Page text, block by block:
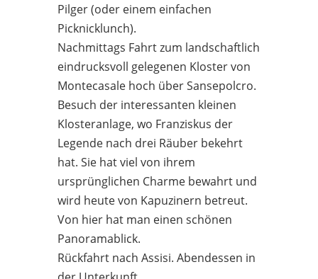
Pilger (oder einem einfachen
Picknicklunch).
Nachmittags Fahrt zum landschaftlich
eindrucksvoll gelegenen Kloster von
Montecasale hoch über Sansepolcro.
Besuch der interessanten kleinen
Klosteranlage, wo Franziskus der
Legende nach drei Räuber bekehrt
hat. Sie hat viel von ihrem
ursprünglichen Charme bewahrt und
wird heute von Kapuzinern betreut.
Von hier hat man einen schönen
Panoramablick.
Rückfahrt nach Assisi. Abendessen in